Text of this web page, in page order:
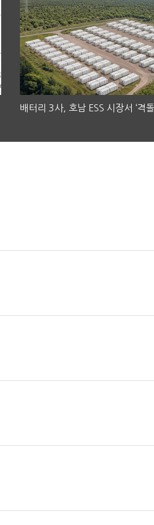
배터리 3사, 호남 ESS 시장서 ‘격돌